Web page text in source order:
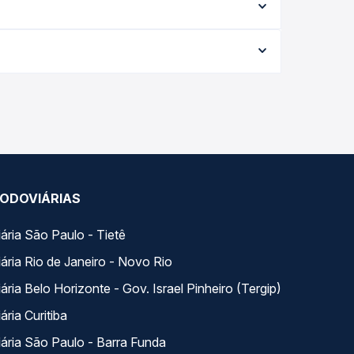
opção na data desejada.
melhor oferta para o seu roteiro.
São Paulo - Tietê
Rio de Janeiro - Novo Rio
Belo Horizonte - Gov. Israel Pinheiro (Tergip)
Curitiba
São Paulo - Barra Funda